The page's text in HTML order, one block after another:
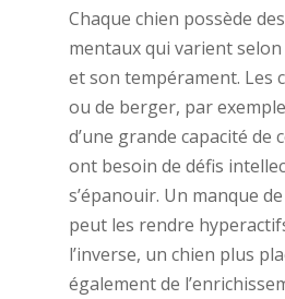
Chaque chien possède
mentaux qui varient selon
et son tempérament. Les
ou de berger, par
d’une grande capacité de
ont besoin de défis
s’épanouir. Un manque
peut les rendre
l’inverse, un chien plus
également de